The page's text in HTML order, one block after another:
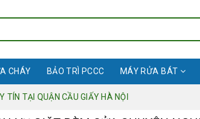
CHÁY BẢO TRÌ PCCC MÁY RỬA BÁT
TÍN TẠI QUẬN CẦU GIẤY HÀ NỘI